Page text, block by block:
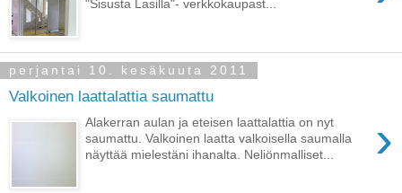
"Sisusta Lasilla"- verkkokaupast...
perjantai 10. kesäkuuta 2011
Valkoinen laattalattia saumattu
›
Alakerran aulan ja eteisen laattalattia on nyt
saumattu. Valkoinen laatta valkoisella saumalla
näyttää mielestäni ihanalta. Neliönmalliset...